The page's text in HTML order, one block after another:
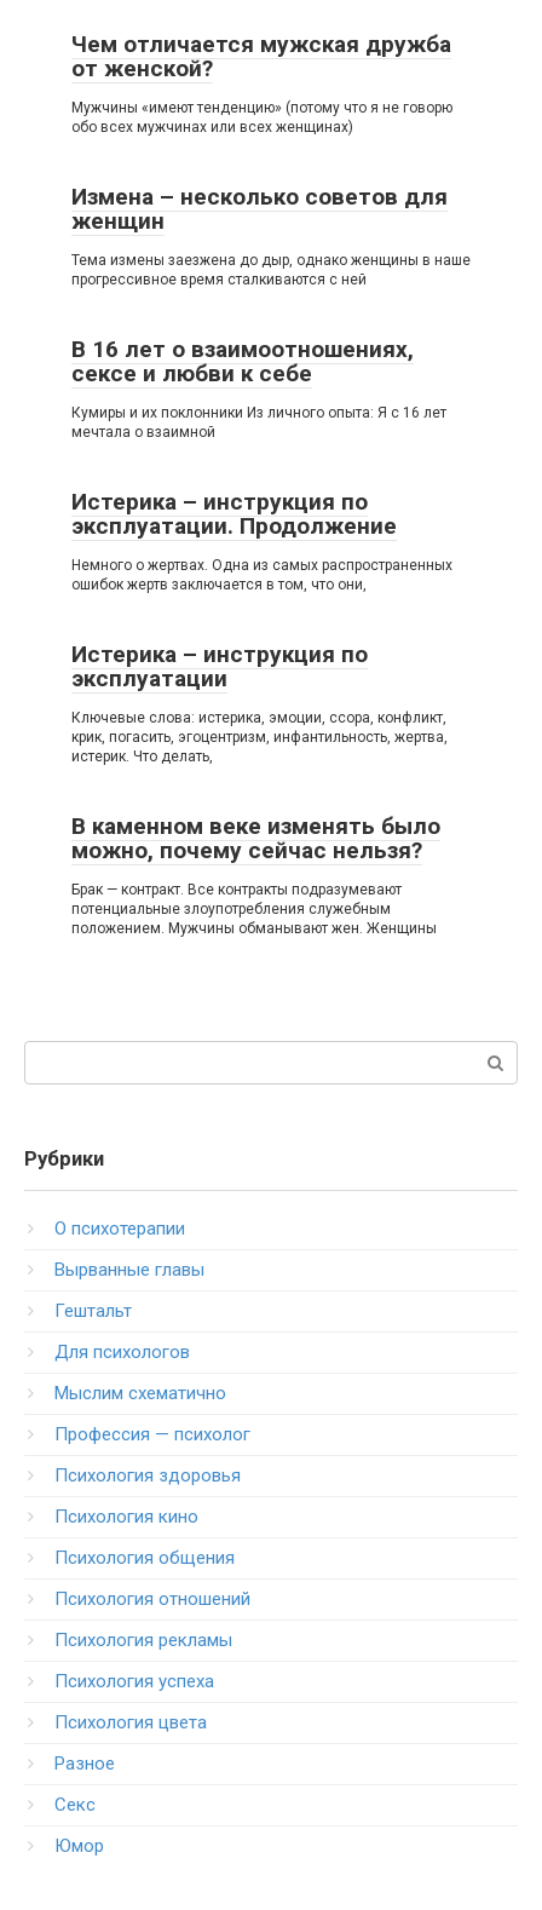
Чем отличается мужская дружба
от женской?
Мужчины «имеют тенденцию» (потому что я не говорю
обо всех мужчинах или всех женщинах)
Измена – несколько советов для
женщин
Тема измены заезжена до дыр, однако женщины в наше
прогрессивное время сталкиваются с ней
В 16 лет о взаимоотношениях,
сексе и любви к себе
Кумиры и их поклонники Из личного опыта: Я с 16 лет
мечтала о взаимной
Истерика – инструкция по
эксплуатации. Продолжение
Немного о жертвах. Одна из самых распространенных
ошибок жертв заключается в том, что они,
Истерика – инструкция по
эксплуатации
Ключевые слова: истерика, эмоции, ссора, конфликт,
крик, погасить, эгоцентризм, инфантильность, жертва,
истерик. Что делать,
В каменном веке изменять было
можно, почему сейчас нельзя?
Брак — контракт. Все контракты подразумевают
потенциальные злоупотребления служебным
положением. Мужчины обманывают жен. Женщины
Рубрики
O психотерапии
Вырванные главы
Гештальт
Для психологов
Мыслим схематично
Профессия — психолог
Психология здоровья
Психология кино
Психология общения
Психология отношений
Психология рекламы
Психология успеха
Психология цвета
Разное
Секс
Юмор